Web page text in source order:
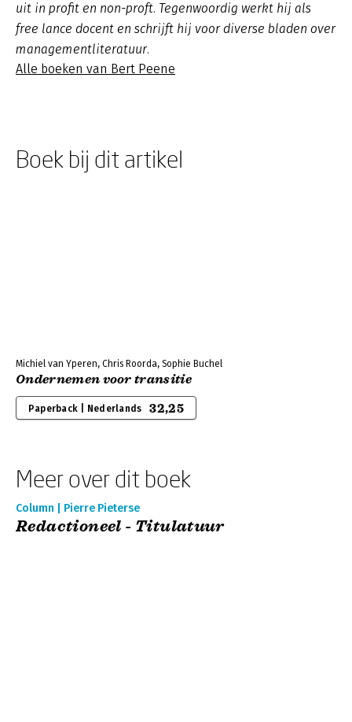
uit in profit en non-proft. Tegenwoordig werkt hij als
free lance docent en schrijft hij voor diverse bladen over
managementliteratuur.
Alle boeken van Bert Peene
Boek bij dit artikel
Michiel van Yperen, Chris Roorda, Sophie Buchel
Ondernemen voor transitie
Paperback | Nederlands 32,25
Meer over dit boek
Column | Pierre Pieterse
Redactioneel - Titulatuur